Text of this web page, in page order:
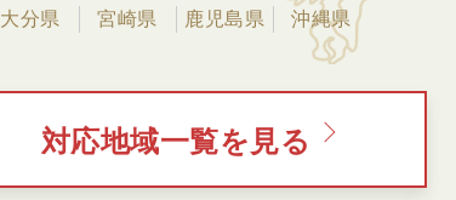
大分県 宮崎県 鹿児島県 沖縄県
対応地域一覧を見る